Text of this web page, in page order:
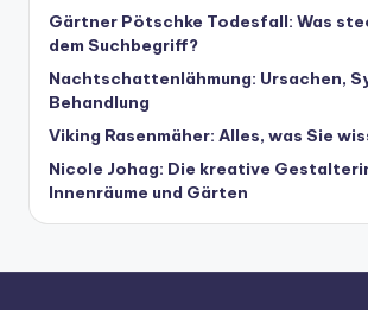
Gärtner Pötschke Todesfall: Was
dem Suchbegriff?
Nachtschattenlähmung: Ursachen,
Behandlung
Viking Rasenmäher: Alles, was Sie
Nicole Johag: Die kreative
Innenräume und Gärten